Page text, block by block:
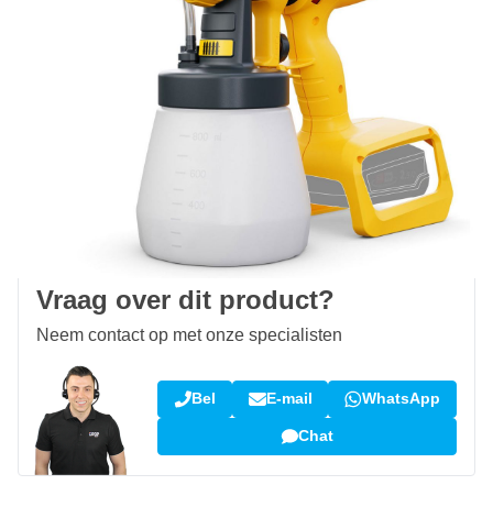
In mijn winkelwagen
Voor 23:59 uur besteld,
maandag bezorgd
Gratis bezorgd
Klantbeoordeling:
(34.291 reviews)
Vraag over dit product?
Neem contact op met onze specialisten
Bel E-mail WhatsApp
Chat